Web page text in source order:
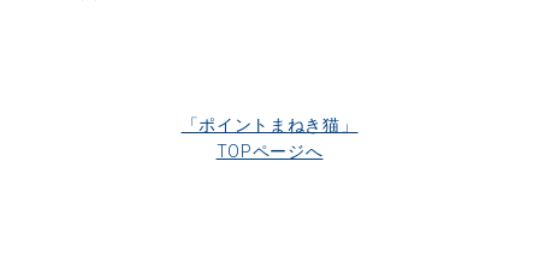
「ポイントまねき猫」
TOPページへ